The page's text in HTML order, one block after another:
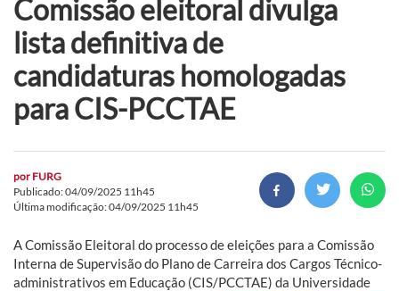
Comissão eleitoral divulga
lista definitiva de
candidaturas homologadas
para CIS-PCCTAE
por FURG
Publicado: 04/09/2025 11h45
Última modificação: 04/09/2025 11h45
A Comissão Eleitoral do processo de eleições para a Comissão
Interna de Supervisão do Plano de Carreira dos Cargos Técnico-
administrativos em Educação (CIS/PCCTAE) da Universidade